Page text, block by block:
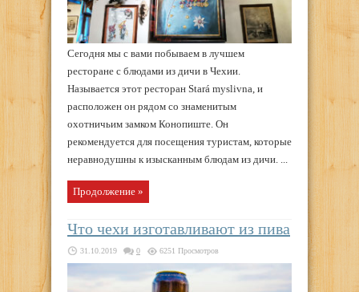
Сегодня мы с вами побываем в лучшем
ресторане с блюдами из дичи в Чехии.
Называется этот ресторан Stará myslivna, и
расположен он рядом со знаменитым
охотничьим замком Конопиште. Он
рекомендуется для посещения туристам, которые
неравнодушны к изысканным блюдам из дичи. ...
Продолжение »
Что чехи изготавливают из пива
31.10.2019 0 6251 Просмотров